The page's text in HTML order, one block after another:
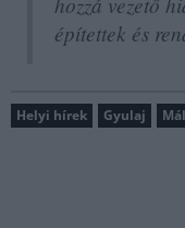
építettek és
Helyi hírek Gyulaj